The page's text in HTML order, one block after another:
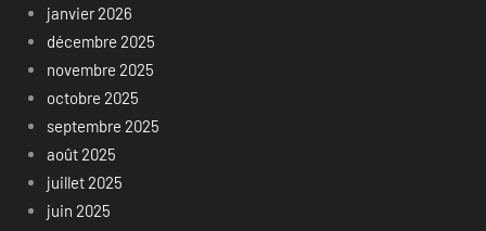
janvier 2026
décembre 2025
novembre 2025
octobre 2025
septembre 2025
août 2025
juillet 2025
juin 2025